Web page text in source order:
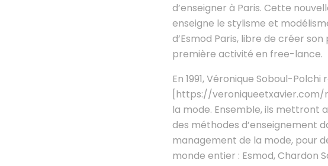
d’enseigner à Paris. Cette
enseigne le stylisme et
d’Esmod Paris, libre de créer
première activité en free-lance.
En 1991, Véronique Soboul-
[https://
la mode. Ensemble, ils mettront
des méthodes d’enseignement
management de la mode, pour
monde entier : Esmod, Chardon